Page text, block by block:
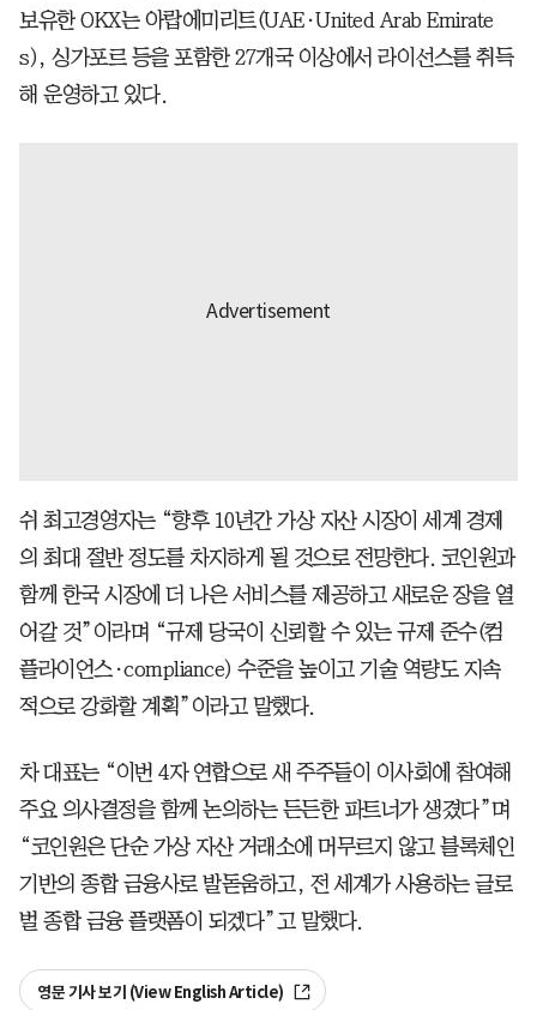
보유한 OKX는 아랍에미리트(UAE·United Arab Emirate
s), 싱가포르 등을 포함한 27개국 이상에서 라이선스를 취득
해 운영하고 있다.
쉬 최고경영자는 “향후 10년간 가상 자산 시장이 세계 경제
의 최대 절반 정도를 차지하게 될 것으로 전망한다. 코인원과
함께 한국 시장에 더 나은 서비스를 제공하고 새로운 장을 열
어갈 것”이라며 “규제 당국이 신뢰할 수 있는 규제 준수(컴
플라이언스·compliance) 수준을 높이고 기술 역량도 지속
적으로 강화할 계획”이라고 말했다.
차 대표는 “이번 4자 연합으로 새 주주들이 이사회에 참여해
주요 의사결정을 함께 논의하는 든든한 파트너가 생겼다”며
“코인원은 단순 가상 자산 거래소에 머무르지 않고 블록체인
기반의 종합 금융사로 발돋움하고, 전 세계가 사용하는 글로
벌 종합 금융 플랫폼이 되겠다”고 말했다.
영문 기사 보기 (View English Article)